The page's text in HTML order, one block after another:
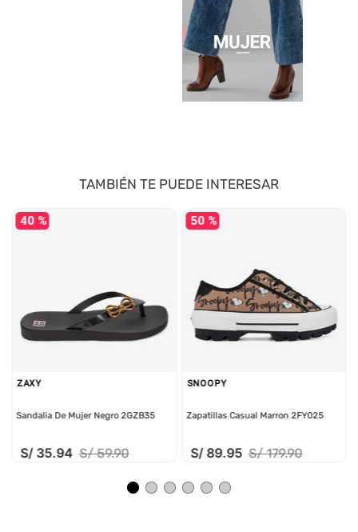
TAMBIÉN TE PUEDE INTERESAR
40 %
ZAXY
Sandalia De Mujer Negro 2GZB35
S/ 35.94 S/ 59.90
50 %
SNOOPY
Zapatillas Casual Marron 2FY025
S/ 89.95 S/ 179.90